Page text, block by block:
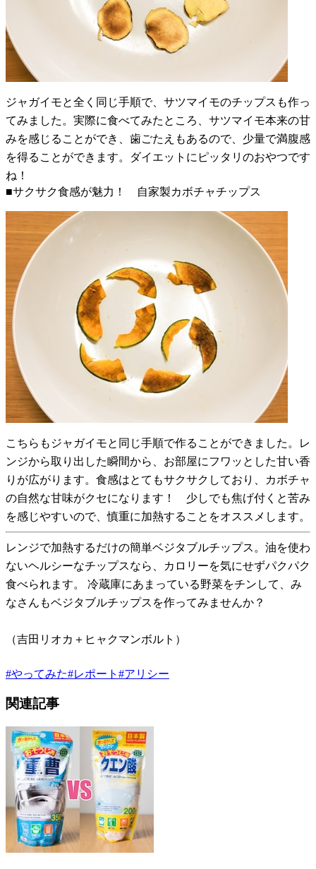
ジャガイモと全く同じ手順で、サツマイモのチップスも作っ
てみました。実際に食べてみたところ、サツマイモ本来の甘
みを感じることができ、歯ごたえもあるので、少量で満腹感
を得ることができます。ダイエットにピッタリのおやつです
ね！
■サクサク食感が魅力！ 自家製カボチャチップス
こちらもジャガイモと同じ手順で作ることができました。レ
ンジから取り出した瞬間から、お部屋にフワッとした甘い香
りが広がります。食感はとてもサクサクしており、カボチャ
の自然な甘味がクセになります！ 少しでも焦げ付くと苦み
を感じやすいので、慎重に加熱することをオススメします。
レンジで加熱するだけの簡単ベジタブルチップス。油を使わ
ないヘルシーなチップスなら、カロリーを気にせずパクパク
食べられます。 冷蔵庫にあまっている野菜をチンして、み
なさんもベジタブルチップスを作ってみませんか？
（吉田リオカ＋ヒャクマンボルト）
#やってみた#レポート #アリシー
関連記事